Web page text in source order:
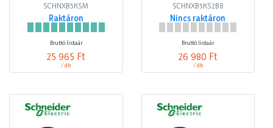
SCHNXB5KSM
Raktáron
Bruttó listaár
25 965 Ft
/ db
SCHNXB5KS2B8
Nincs raktáron
Bruttó listaár
26 980 Ft
/ db